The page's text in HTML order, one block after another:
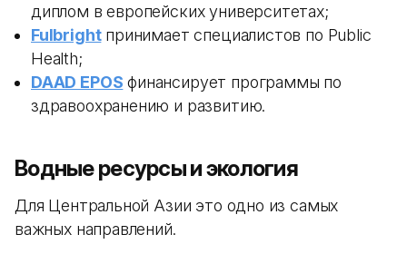
диплом в европейских университетах;
Fulbrightпринимает специалистов по Public
Health;
DAAD EPOS финансирует программы по
здравоохранению и развитию.
Водные ресурсы и экология
Для Центральной Азии это одно из самых
важных направлений.